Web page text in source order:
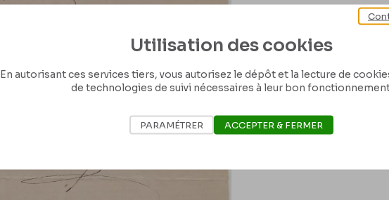
Utilisation des cookies
En autorisant ces services tiers, vous autorisez le dépôt et la lecture de
de technologies de suivi nécessaires à leur bon
PARAMÉTRER ACCEPTER & FERMER